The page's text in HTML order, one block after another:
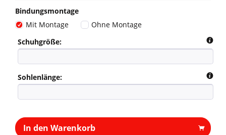
Bindungsmontage
Mit Montage
Ohne Montage
Schuhgröße:
Sohlenlänge:
In den Warenkorb